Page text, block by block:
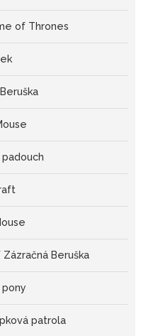
of Thrones
Beruška
patrola